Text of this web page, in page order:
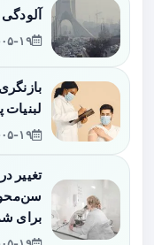
تغییر
برای